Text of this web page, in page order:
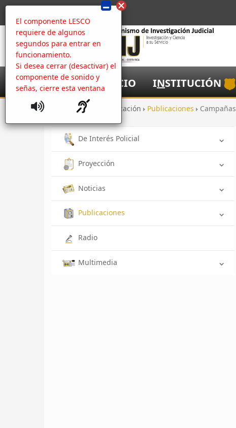
El componente LESCO
requiere de algunos
segundos para entrar en
funcionamiento.
Si desea cerrar (desactivar) el
componente de sonido y
señas, cierre esta ventana
NICIO INSTITUCIÓN
Inicio Comunicación Publicaciones Campañas
De Interés Policial
Proyección
Noticias
Publicaciones
Radio
Multimedia